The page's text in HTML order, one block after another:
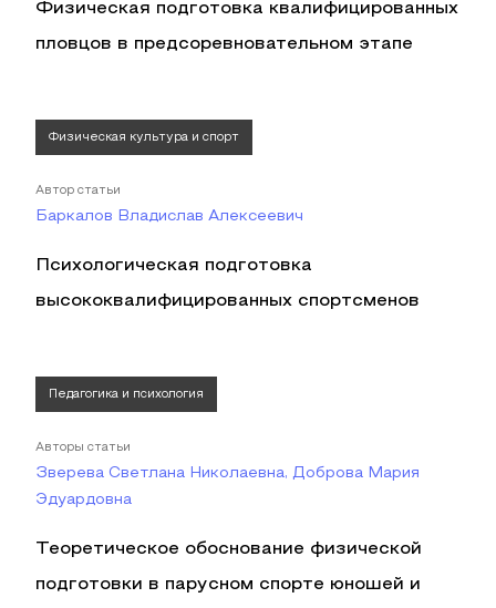
Физическая подготовка квалифицированных
пловцов в предсоревновательном этапе
Физическая культура и спорт
Автор статьи
Баркалов Владислав Алексеевич
Психологическая подготовка
высококвалифицированных спортсменов
Педагогика и психология
Авторы статьи
Зверева Светлана Николаевна, Доброва Мария
Эдуардовна
Теоретическое обоснование физической
подготовки в парусном спорте юношей и